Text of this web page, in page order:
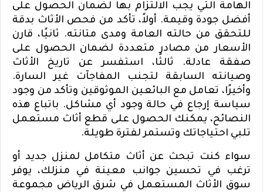
الهامة التي يجب الالتزام بها لضمان الحصول على
أفضل جودة وقيمة. أولاً، تأكد من فحص الأثاث بدقة
للتحقق من حالته العامة ومدى متانته. ثانيًا، قارن
الأسعار من مصادر متعددة لضمان الحصول على
صفقة عادلة. ثالثًا، استفسر عن تاريخ الأثاث
وصيانته السابقة لتجنب المفاجآت غير السارة.
وأخيرًا، تعامل مع البائعين الموثوقين وتأكد من وجود
سياسة إرجاع في حالة وجود أي مشاكل. باتباع هذه
النصائح، يمكنك الحصول على قطع أثاث مستعمل
تلبي احتياجاتك وتستمر لفترة طويلة.
سواء كنت تبحث عن أثاث متكامل لمنزل جديد أو
ترغب في تحسين جوانب معينة في منزلك، يوفر
سوق الأثاث المستعمل في شرق الرياض مجموعة